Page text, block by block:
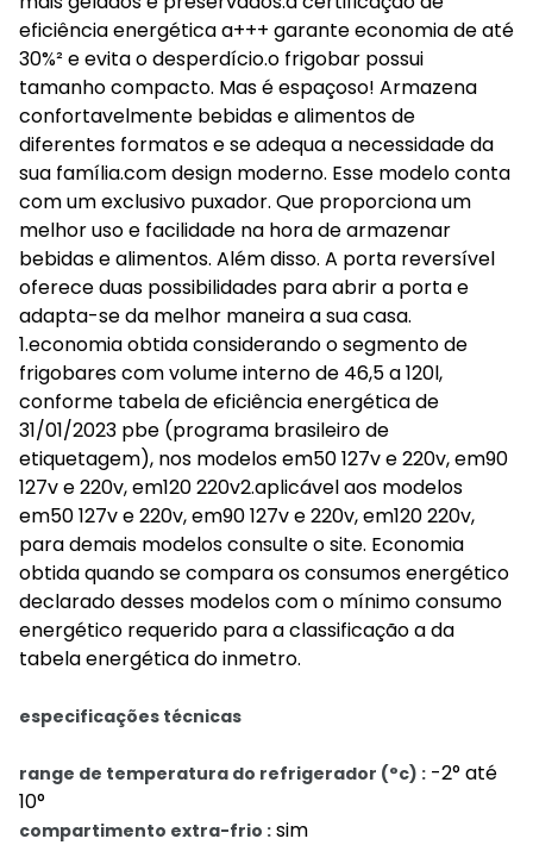
eficiência energética a+++ garante economia de até
30%² e evita o desperdício.o frigobar possui
tamanho compacto. Mas é espaçoso! Armazena
confortavelmente bebidas e alimentos de
diferentes formatos e se adequa a necessidade da
sua família.com design moderno. Esse modelo conta
com um exclusivo puxador. Que proporciona um
melhor uso e facilidade na hora de armazenar
bebidas e alimentos. Além disso. A porta reversível
oferece duas possibilidades para abrir a porta e
adapta-se da melhor maneira a sua casa.
1.economia obtida considerando o segmento de
frigobares com volume interno de 46,5 a 120l,
conforme tabela de eficiência energética de
31/01/2023 pbe (programa brasileiro de
etiquetagem), nos modelos em50 127v e 220v, em90
127v e 220v, em120 220v2.aplicável aos modelos
em50 127v e 220v, em90 127v e 220v, em120 220v,
para demais modelos consulte o site. Economia
obtida quando se compara os consumos energético
declarado desses modelos com o mínimo consumo
energético requerido para a classificação a da
tabela energética do inmetro.
especificações técnicas
range de temperatura do refrigerador (°c) : -2° até
10°
compartimento extra-frio : sim